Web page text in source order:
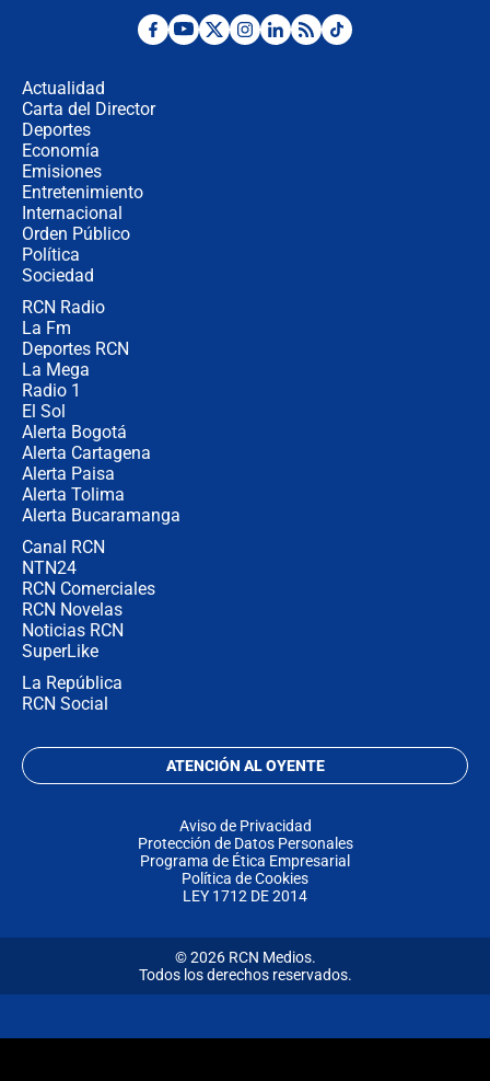
Posesión de Abelardo De La Espriella
Actualidad
Carta del Director
Deportes
Economía
Emisiones
Entretenimiento
Internacional
Orden Público
Política
Sociedad
RCN Radio
La Fm
Deportes RCN
La Mega
Radio 1
El Sol
Alerta Bogotá
Alerta Cartagena
Alerta Paisa
Alerta Tolima
Alerta Bucaramanga
Canal RCN
NTN24
RCN Comerciales
RCN Novelas
Noticias RCN
SuperLike
La República
RCN Social
ATENCIÓN AL OYENTE
Aviso de Privacidad
Protección de Datos Personales
Programa de Ética Empresarial
Política de Cookies
LEY 1712 DE 2014
© 2026 RCN Medios.
Todos los derechos reservados.